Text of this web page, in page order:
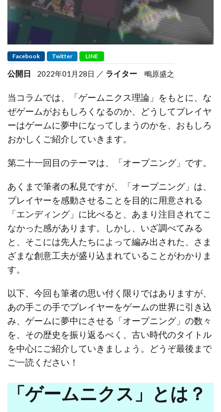
Facebook Twitter LINE
公開日 2022年01月28日 ライター 鴫原盛之
当コラムでは、「ゲームニクス理論」をもとに、な
ぜゲームがおもしろくなるのか、どうしてプレイヤ
ーはゲームに夢中になってしまうのかを、おもしろ
おかしくご紹介していきます。
第二十一回目のテーマは、「オープニング」です。
あくまで筆者の私見ですが、「オープニング」は、
プレイヤーを感動させることを目的に用意される
「エンディング」に比べると、あまり注目されてこ
なかった感があります。しかし、いざ調べてみる
と、そこには先人たちによって編み出された、さま
ざまな創意工夫が盛り込まれていることがわかりま
す。
以下、今回も筆者の思い付く限りではありますが、
あの手この手でプレイヤーをゲームの世界に引き込
み、ゲームに夢中にさせる「オープニング」の数々
を、その歴史を振り返るべく、古い時代のタイトル
を中心にご紹介していきましょう。どうぞ最後まで
ご一読ください！
「ゲームニクス」とは？